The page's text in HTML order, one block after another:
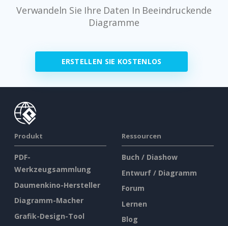
Verwandeln Sie Ihre Daten In Beeindruckende
Diagramme
ERSTELLEN SIE KOSTENLOS
Produkt
PDF-
Werkzeugsammlung
Daumenkino-Hersteller
Diagramm-Macher
Grafik-Design-Tool
Ressourcen
Buch / Diashow
Entwurf / Diagramm
Forum
Lernen
Blog